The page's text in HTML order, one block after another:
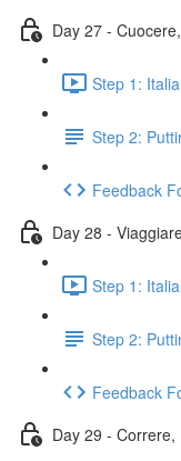
Day 27 -
Step 1:
Step 2:
Feedback
Day 28 -
Step 1:
Step 2:
Feedback
Day 29 -